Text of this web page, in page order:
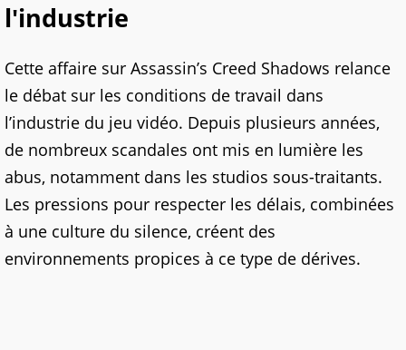
l'industrie
Cette affaire sur Assassin’s Creed Shadows relance
le débat sur les conditions de travail dans
l’industrie du jeu vidéo. Depuis plusieurs années,
de nombreux scandales ont mis en lumière les
abus, notamment dans les studios sous-traitants.
Les pressions pour respecter les délais, combinées
à une culture du silence, créent des
environnements propices à ce type de dérives.